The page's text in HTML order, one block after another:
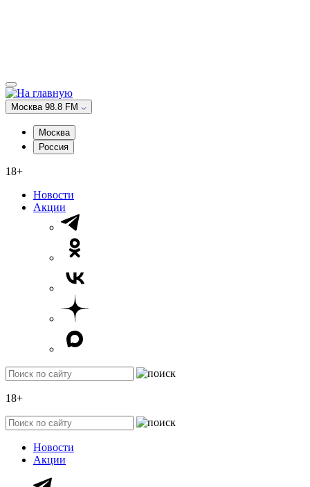
Москва 98.8 FM
Москва
Россия
18+
Новости
Акции
18+
Новости
Акции